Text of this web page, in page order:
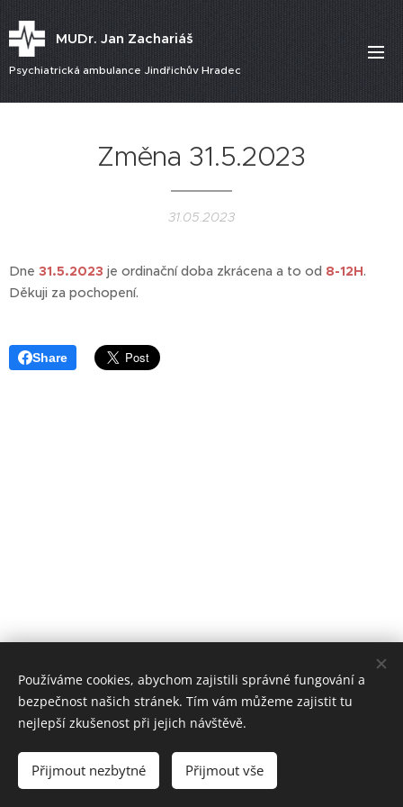
MUDr. Jan Zachariáš
Psychiatrická ambulance Jindřichův Hradec
Změna 31.5.2023
31.05.2023
Dne 31.5.2023 je ordinační doba zkrácena a to od 8-12H.
Děkuji za pochopení.
Share
Poliklinika Jindřichův Hradec
3.Patro
Cookies
Používáme cookies, abychom zajistili správné fungování a
bezpečnost našich stránek. Tím vám můžeme zajistit tu
nejlepší zkušenost při jejich návštěvě.
Přijmout nezbytné Přijmout vše